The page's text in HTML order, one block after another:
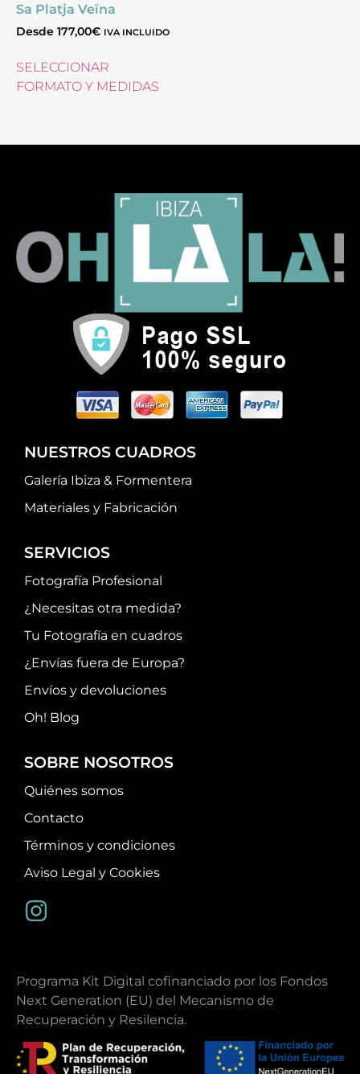
Sa Platja Veïna
Desde 177,00€ IVA INCLUIDO
SELECCIONAR
FORMATO Y MEDIDAS
NUESTROS CUADROS
Galería Ibiza & Formentera
Materiales y Fabricación
SERVICIOS
Fotografía Profesional
¿Necesitas otra medida?
Tu Fotografía en cuadros
¿Envías fuera de Europa?
Envíos y devoluciones
Oh! Blog
SOBRE NOSOTROS
Quiénes somos
Contacto
Términos y condiciones
Aviso Legal y Cookies
Programa Kit Digital cofinanciado por los Fondos
Next Generation (EU) del Mecanismo de
Recuperación y Resilencia.